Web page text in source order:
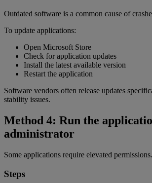
Outdated software is a common cause of
To update applications:
Open Microsoft Store
Check for application updates
Install the latest available version
Restart the application
Software vendors often release updates
stability issues.
Method 4: Run the
administrator
Some applications require elevated permissions.
Steps